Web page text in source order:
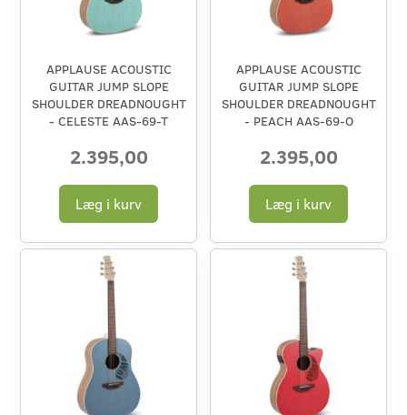
APPLAUSE ACOUSTIC
GUITAR JUMP SLOPE
SHOULDER DREADNOUGHT
- CELESTE AAS-69-T
2.395,00
Læg i kurv
APPLAUSE ACOUSTIC
GUITAR JUMP SLOPE
SHOULDER DREADNOUGHT
- PEACH AAS-69-O
2.395,00
Læg i kurv